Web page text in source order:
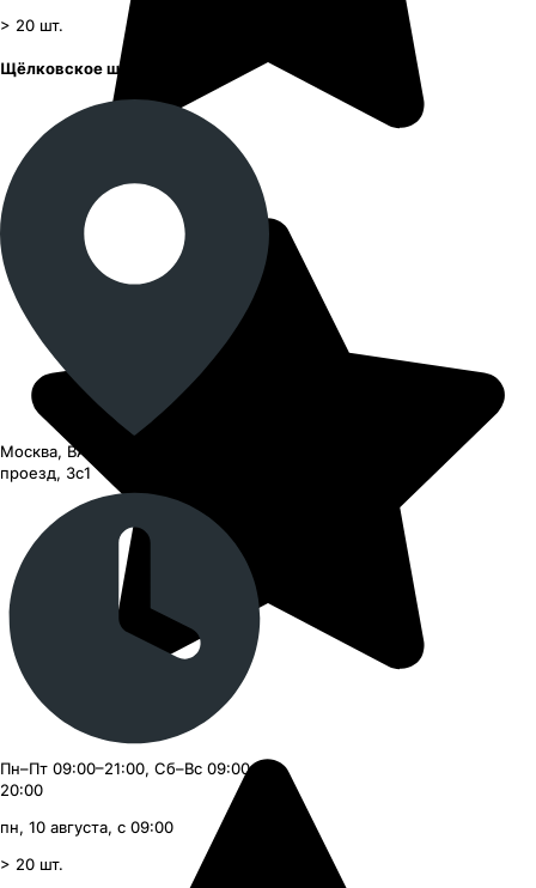
> 20 шт.
Щёлковское шоссе
Москва, ВАО, Черницынский
проезд, 3с1
Пн–Пт 09:00–21:00, Сб–Вс 09:00–
20:00
пн, 10 августа, с 09:00
> 20 шт.